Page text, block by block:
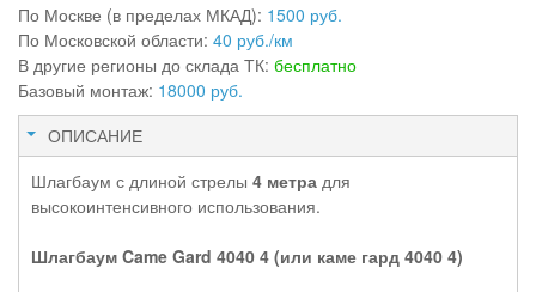
По Москве (в пределах МКАД): 1500 руб.
По Московской области: 40 руб./км
В другие регионы до склада ТК: бесплатно
Базовый монтаж: 18000 руб.
ОПИСАНИЕ
Шлагбаум с длиной стрелы 4 метра для
высокоинтенсивного использования.
Шлагбаум Came Gard 4040 4 (или каме гард 4040 4)